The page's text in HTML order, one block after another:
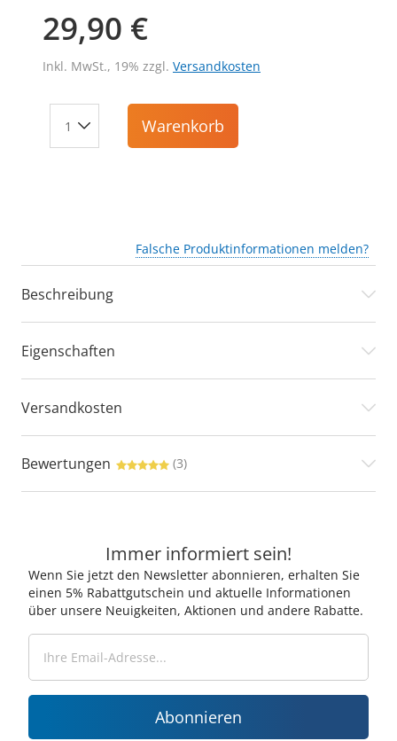
29,90 €
Inkl. MwSt., 19% zzgl. Versandkosten
Warenkorb
Falsche Produktinformationen melden?
Beschreibung
Eigenschaften
Versandkosten
Bewertungen (3)
Immer informiert sein!
Wenn Sie jetzt den Newsletter abonnieren, erhalten Sie
einen 5% Rabattgutschein und aktuelle Informationen
über unsere Neuigkeiten, Aktionen und andere Rabatte.
Abonnieren